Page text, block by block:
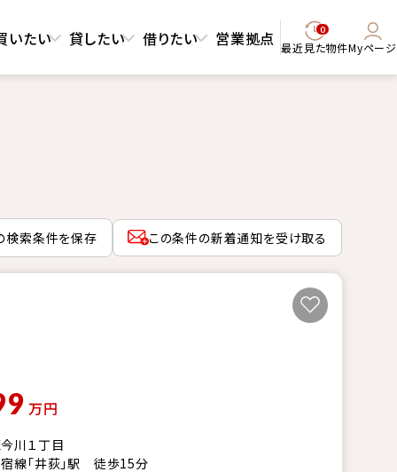
いたい 貸したい 借りたい 営業拠点 0
最近見た物件Myページ
検索条件を保存 この条件の新着通知を受け取る
万円
川１丁目
線「井荻」駅 徒歩15分